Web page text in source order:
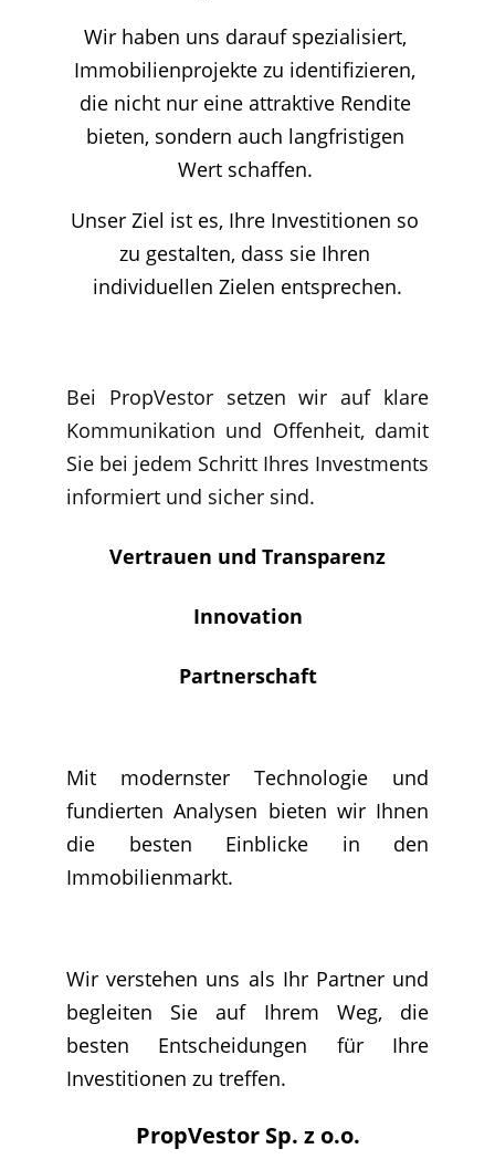
Wir haben uns darauf spezialisiert,
Immobilienprojekte zu identifizieren,
die nicht nur eine attraktive Rendite
bieten, sondern auch langfristigen
Wert schaffen.
Unser Ziel ist es, Ihre Investitionen so
zu gestalten, dass sie Ihren
individuellen Zielen entsprechen.
PropVestor Sp. z o.o.
Bei PropVestor setzen wir auf klare
Kommunikation und Offenheit, damit
Sie bei jedem Schritt Ihres Investments
informiert und sicher sind.
Mit modernster Technologie und
fundierten Analysen bieten wir Ihnen
die besten Einblicke in den
Immobilienmarkt.
Wir verstehen uns als Ihr Partner und
begleiten Sie auf Ihrem Weg, die
besten Entscheidungen für Ihre
Investitionen zu treffen.
Vertrauen und Transparenz
Innovation
Partnerschaft